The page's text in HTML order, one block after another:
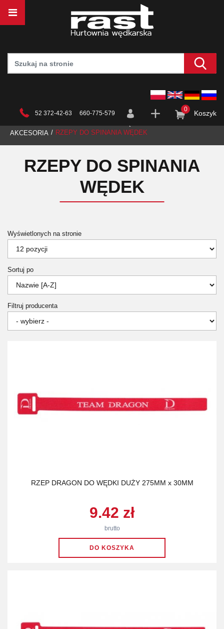
52 372-42-63 660-775-579
0 Koszyk
AKCESORIA
RZEPY DO SPINANIA WĘDEK
RZEPY DO SPINANIA
WĘDEK
Wyświetlonych na stronie
Sortuj po
Filtruj producenta
RZEP DRAGON DO WĘDKI DUŻY 275MM x 30MM
9.42 zł
brutto